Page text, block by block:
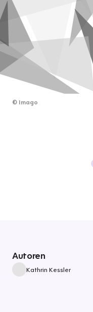
© Imago
Autoren
Kathrin Kessler